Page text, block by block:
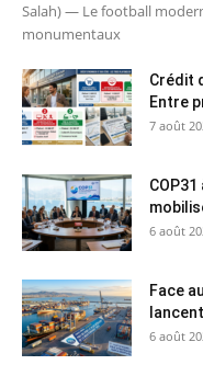
Salah) — Le football
monumentaux
Crédit
Entre
7 août
6 août
Face
6 août